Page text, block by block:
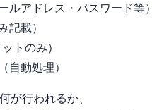
ルアドレス・パスワード等
記載）
トのみ）
自動処理）
が行われるか、